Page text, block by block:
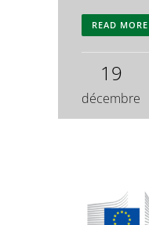
READ MORE
19
décembre